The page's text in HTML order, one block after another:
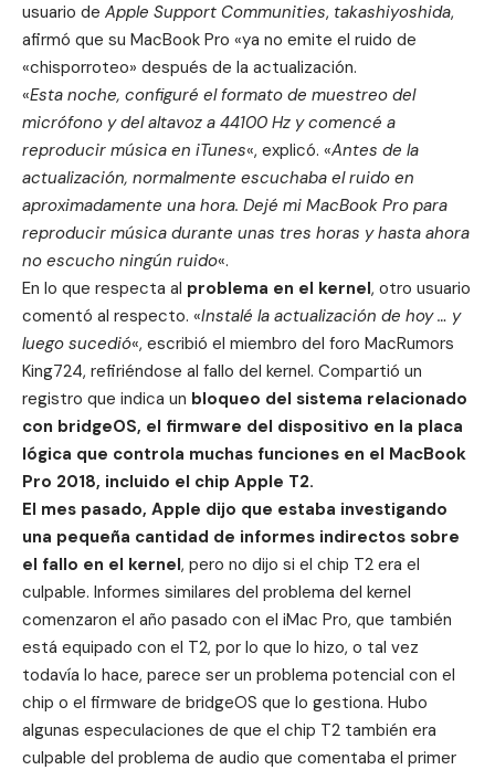
usuario de Apple Support Communities, takashiyoshida,
afirmó que su MacBook Pro «ya no emite el ruido de
«chisporroteo» después de la actualización.
«Esta noche, configuré el formato de muestreo del
micrófono y del altavoz a 44100 Hz y comencé a
reproducir música en iTunes«, explicó. «Antes de la
actualización, normalmente escuchaba el ruido en
aproximadamente una hora. Dejé mi MacBook Pro para
reproducir música durante unas tres horas y hasta ahora
no escucho ningún ruido«.
En lo que respecta al problema en el kernel, otro usuario
comentó al respecto. «Instalé la actualización de hoy … y
luego sucedió«, escribió el miembro del foro MacRumors
King724, refiriéndose al fallo del kernel. Compartió un
registro que indica un bloqueo del sistema relacionado
con bridgeOS, el firmware del dispositivo en la placa
lógica que controla muchas funciones en el MacBook
Pro 2018, incluido el chip Apple T2.
El mes pasado, Apple dijo que estaba investigando
una pequeña cantidad de informes indirectos sobre
el fallo en el kernel, pero no dijo si el chip T2 era el
culpable. Informes similares del problema del kernel
comenzaron el año pasado con el iMac Pro, que también
está equipado con el T2, por lo que lo hizo, o tal vez
todavía lo hace, parece ser un problema potencial con el
chip o el firmware de bridgeOS que lo gestiona. Hubo
algunas especulaciones de que el chip T2 también era
culpable del problema de audio que comentaba el primer